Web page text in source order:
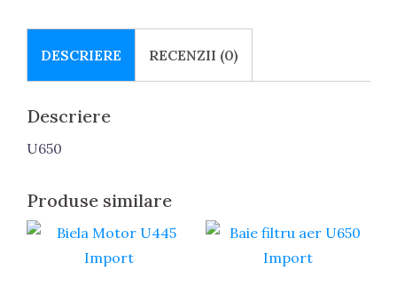
DESCRIERE RECENZII (0)
Descriere
U650
Produse similare